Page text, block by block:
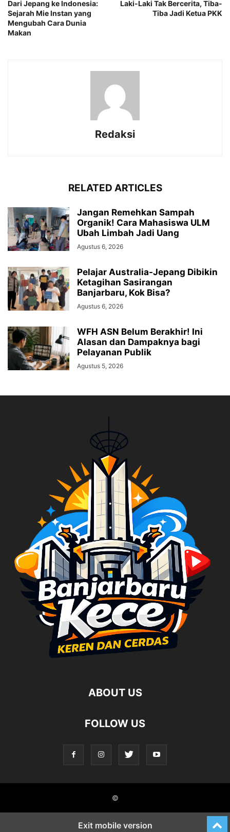
Dari Jepang ke Indonesia:
Sejarah Mie Instan yang
Mengubah Cara Dunia
Makan
Laki-Laki Tak Bercerita, Tiba-
Tiba Jadi Ketua PKK
Redaksi
RELATED ARTICLES
Jangan Remehkan Sampah
Organik! Cara Mahasiswa ULM
Ubah Limbah Jadi Uang
Agustus 6, 2026
Pelajar Australia-Jepang Dibikin
Ketagihan Sasirangan
Banjarbaru, Kok Bisa?
Agustus 6, 2026
WFH ASN Belum Berakhir! Ini
Alasan dan Dampaknya bagi
Pelayanan Publik
Agustus 5, 2026
ABOUT US
FOLLOW US
©
Exit mobile version